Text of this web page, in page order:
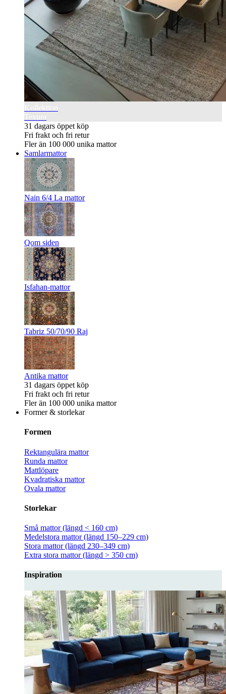
31 dagars öppet köp
Fri frakt och fri retur
Fler än 100 000 unika mattor
Samlarmattor
Nain 6/4 La mattor
Qom siden
Isfahan-mattor
Tabriz 50/70/90 Raj
Antika mattor
31 dagars öppet köp
Fri frakt och fri retur
Fler än 100 000 unika mattor
Former & storlekar
Formen
Rektangulära mattor
Runda mattor
Mattlöpare
Kvadratiska mattor
Ovala mattor
Storlekar
Små mattor (längd < 160 cm)
Medelstora mattor (längd 150–229 cm)
Stora mattor (längd 230–349 cm)
Extra stora mattor (längd > 350 cm)
Inspiration